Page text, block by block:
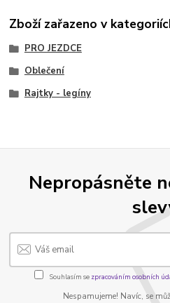
Zboží zařazeno v
PRO JEZDCE
Oblečení
Rajtky - legíny
Nepropásněte
Souhlasím se zpracováním osobních
Nespamujeme! Navíc, se